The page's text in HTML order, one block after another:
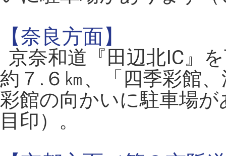
【奈良方面】
京奈和道『田辺北IC』
約７.６㎞、「四季彩館
彩館の向かいに駐車場
目印）。